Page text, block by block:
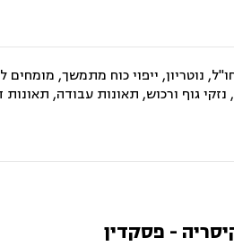
נוטריון, ייפוי כוח מתמשך, מומחים
נזקי גוף ורכוש, תאונות עבודה,
- פסקדין